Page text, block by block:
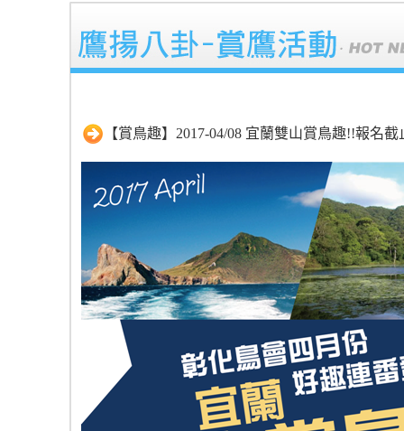
【賞鳥趣】2017-04/08 宜蘭雙山賞鳥趣!!報名截